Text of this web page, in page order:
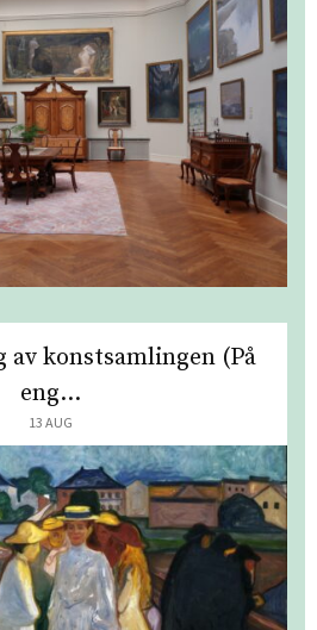
av konstsamlingen (På
eng...
13 AUG